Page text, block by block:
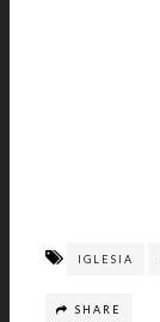
IGLESIA
SHARE